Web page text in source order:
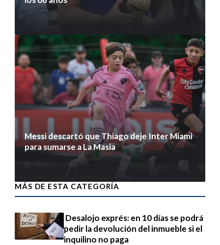
Messi descartó que Thiago deje Inter Miami
para sumarse a La Masia
MÁS DE ESTA CATEGORÍA
Desalojo exprés: en 10 días se podrá
pedir la devolución del inmueble si el
inquilino no paga